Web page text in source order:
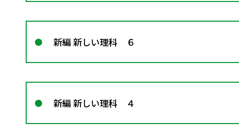
新編 新しい理科 ６
新編 新しい理科 ４